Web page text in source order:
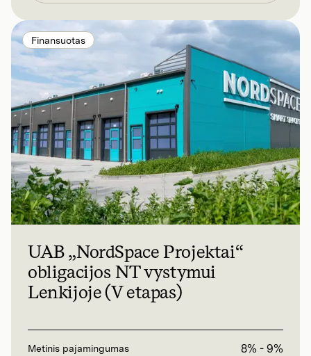
UAB „NordSpace Projektai“
obligacijos NT vystymui
Lenkijoje (V etapas)
Metinis pajamingumas 8% - 9%
Finansuotas